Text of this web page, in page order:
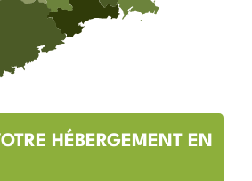
HÉBERGEMENT EN